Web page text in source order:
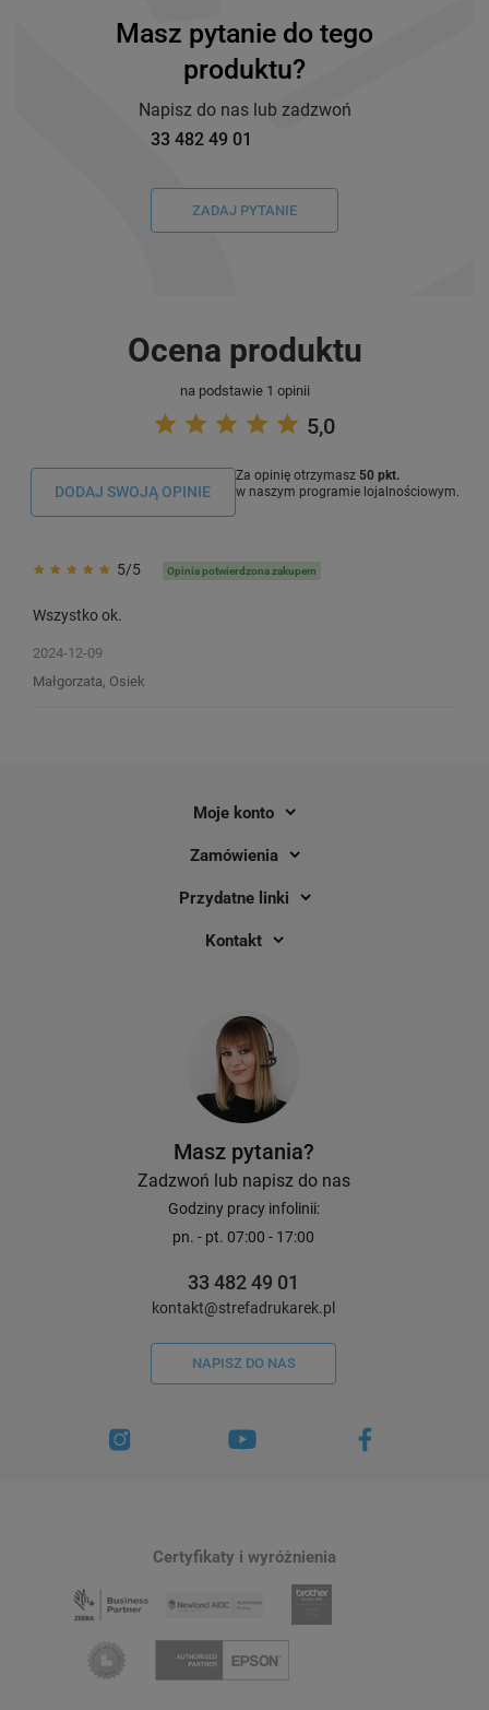
Masz pytanie do tego
produktu?
Napisz do nas lub zadzwoń
33 482 49 01
ZADAJ PYTANIE
Ocena produktu
na podstawie 1 opinii
5,0
DODAJ SWOJĄ OPINIE
Za opinię otrzymasz 50 pkt.
w naszym programie lojalnościowym.
5/5 Opinia potwierdzona zakupem
Wszystko ok.
2024-12-09
Małgorzata, Osiek
Moje konto
Zamówienia
Przydatne linki
Kontakt
Masz pytania?
Zadzwoń lub napisz do nas
Godziny pracy infolinii:
pn. - pt. 07:00 - 17:00
33 482 49 01
kontakt@strefadrukarek.pl
NAPISZ DO NAS
Certyfikaty i wyróżnienia